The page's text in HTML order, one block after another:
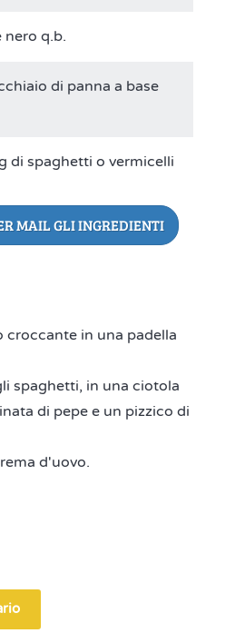
nero q.b.
di panna a base
di spaghetti o vermicelli
MAIL GLI INGREDIENTI
in una padella
spaghetti, in una ciotola
di pepe e un pizzico di
d'uovo.